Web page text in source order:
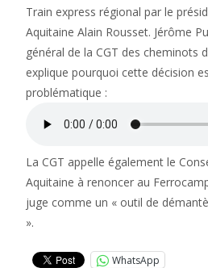
Train express régional par le
Aquitaine Alain Rousset. Jérôme
général de la CGT des cheminots
explique pourquoi cette décision
problématique :
La CGT appelle également le
Aquitaine à renoncer au
juge comme un « outil de
».
WhatsApp